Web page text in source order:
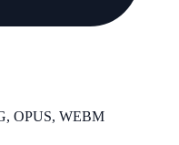
OPUS, WEBM